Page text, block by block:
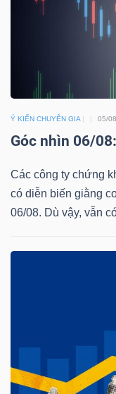
Ý KIẾN CHUYÊN GIA 05/
Góc nhìn 06/
Các công ty chứng
có diễn biến giằng
06/08. Dù vậy, vẫn
THẾ
GIỚI
NHÂN